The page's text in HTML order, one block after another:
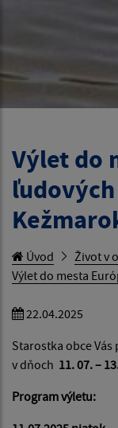
Výlet do
Úvod Život v
Výlet do mesta
22.04.2025
Starostka obce Vás
v dňoch 11. 07. –
Program výletu: